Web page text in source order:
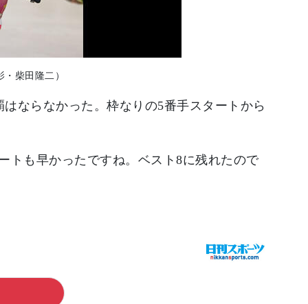
柴田隆二）
ならなかった。枠なりの5番手スタートから
トも早かったですね。ベスト8に残れたので